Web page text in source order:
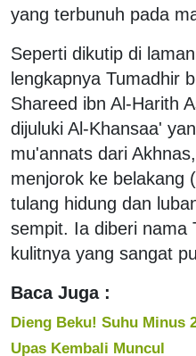
yang terbunuh pada
Seperti dikutip di laman
lengkapnya Tumadhir
Shareed ibn Al-Harith
dijuluki Al-Khansaa'
mu'annats dari
menjorok ke belakang
tulang hidung dan
sempit. Ia diberi nama
kulitnya yang sangat
Baca Juga :
Dieng Beku! Suhu Minus
Upas Kembali Muncul